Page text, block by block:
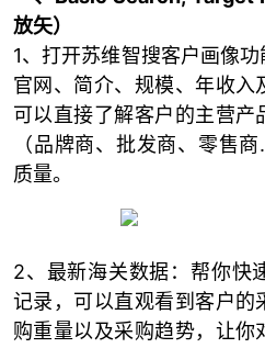
放矢）
1、打开苏维智搜客户画像功
官网、简介、规模、年收入
可以直接了解客户的主营产
（品牌商、批发商、零售
质量。
2、最新海关数据：帮你快
记录，可以直观看到客户的
购重量以及采购趋势，让你